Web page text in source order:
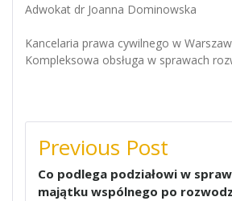
Adwokat dr Joanna Dominowska
Kancelaria prawa cywilnego w
Kompleksowa obsługa w sprawach
NAWIGACJA
WPISU
Previous Post
Co podlega podziałowi w
majątku wspólnego po